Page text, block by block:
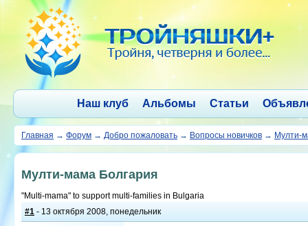
Наш клуб Альбомы Статьи
Главная → Форум → Добро пожаловать → Вопросы новичков → Мулти-
Мулти-мама Болгария
"Multi-mama" to support multi-families in Bulgaria
#1 - 13 октября 2008, понедельник